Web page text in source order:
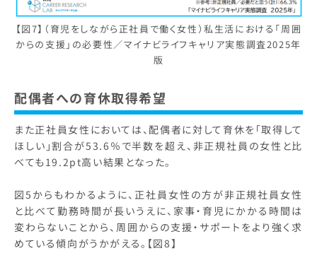
【図7】（育児をしながら正社員で働く女性）私生活における「周囲
からの支援」の必要性／マイナビライフキャリア実態調査2025年
版
配偶者への育休取得希望
また正社員女性においては、配偶者に対して育休を「取得して
ほしい」割合が53.6％で半数を超え、非正規社員の女性と比
べても19.2pt高い結果となった。
図5からもわかるように、正社員女性の方が非正規社員女性
と比べて勤務時間が長いうえに、家事・育児にかかる時間は
変わらないことから、周囲からの支援・サポートをより強く求
めている傾向がうかがえる。【図8】